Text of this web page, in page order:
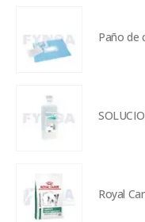
Paño de